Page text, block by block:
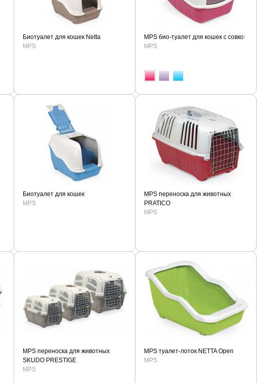
Биотуалет для кошек Netta
MPS
MPS био-туалет для кошек с совком
MPS
Биотуалет для кошек
MPS
MPS переноска для животных
PRATICO
MPS
MPS переноска для животных
SKUDO PRESTIGE
MPS
MPS туалет-лоток NETTA Open
MPS